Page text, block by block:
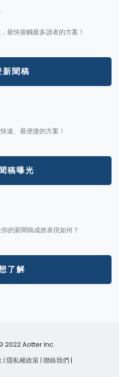
最快接觸最多讀者的方案！
新聞稿
速、最便捷的方案！
稿曝光
的新聞稿成效表現如何？
了解
2022 Aotter Inc.
| 隱私權政策| 聯絡我們 |